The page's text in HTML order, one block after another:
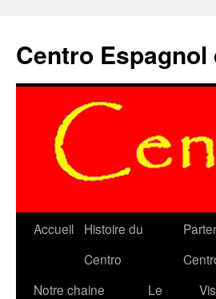
contenu
Centro
Accueil
Histoire du
Centro
Notre chaine
Le